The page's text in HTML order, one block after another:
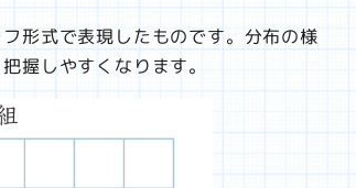
形式で表現したものです。分布の様
握しやすくなります。